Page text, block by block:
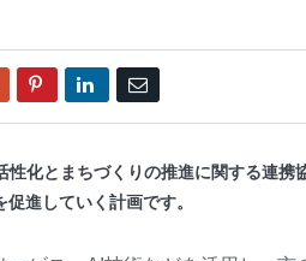
Google+ Pinterest LinkedIn
化とまちづくりの推進に関する連携
進していく計画です。